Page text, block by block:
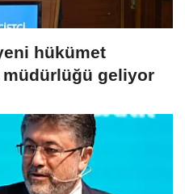
hükümet
müdürlüğü geliyor